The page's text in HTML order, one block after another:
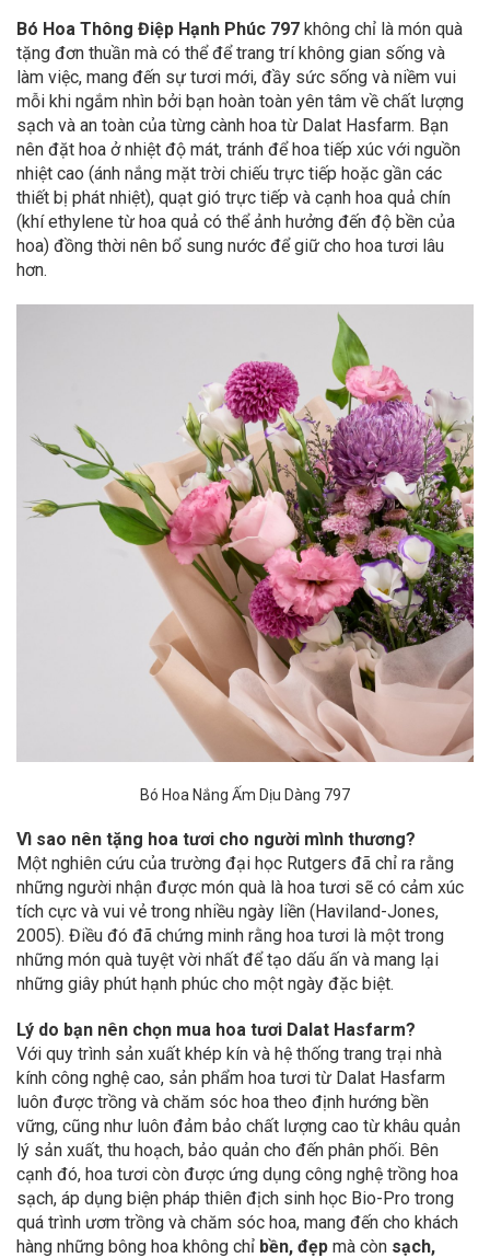
Bó Hoa Thông Điệp Hạnh Phúc 797 không chỉ là món quà
tặng đơn thuần mà có thể để trang trí không gian sống và
làm việc, mang đến sự tươi mới, đầy sức sống và niềm vui
mỗi khi ngắm nhìn bởi bạn hoàn toàn yên tâm về chất lượng
sạch và an toàn của từng cành hoa từ Dalat Hasfarm. Bạn
nên đặt hoa ở nhiệt độ mát, tránh để hoa tiếp xúc với nguồn
nhiệt cao (ánh nắng mặt trời chiếu trực tiếp hoặc gần các
thiết bị phát nhiệt), quạt gió trực tiếp và cạnh hoa quả chín
(khí ethylene từ hoa quả có thể ảnh hưởng đến độ bền của
hoa) đồng thời nên bổ sung nước để giữ cho hoa tươi lâu
hơn.
Bó Hoa Nắng Ấm Dịu Dàng 797
Vì sao nên tặng hoa tươi cho người mình thương?
Một nghiên cứu của trường đại học Rutgers đã chỉ ra rằng
những người nhận được món quà là hoa tươi sẽ có cảm xúc
tích cực và vui vẻ trong nhiều ngày liền (Haviland-Jones,
2005). Điều đó đã chứng minh rằng hoa tươi là một trong
những món quà tuyệt vời nhất để tạo dấu ấn và mang lại
những giây phút hạnh phúc cho một ngày đặc biệt.
Lý do bạn nên chọn mua hoa tươi Dalat Hasfarm?
Với quy trình sản xuất khép kín và hệ thống trang trại nhà
kính công nghệ cao, sản phẩm hoa tươi từ Dalat Hasfarm
luôn được trồng và chăm sóc hoa theo định hướng bền
vững, cũng như luôn đảm bảo chất lượng cao từ khâu quản
lý sản xuất, thu hoạch, bảo quản cho đến phân phối. Bên
cạnh đó, hoa tươi còn được ứng dụng công nghệ trồng hoa
sạch, áp dụng biện pháp thiên địch sinh học Bio-Pro trong
quá trình ươm trồng và chăm sóc hoa, mang đến cho khách
hàng những bông hoa không chỉ bền, đẹp mà còn sạch,